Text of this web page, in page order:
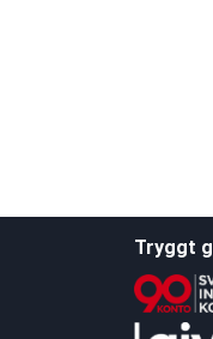
Tryggt